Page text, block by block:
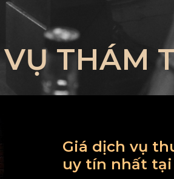
THÁM
Giá dịch vụ
uy tín nhất tại